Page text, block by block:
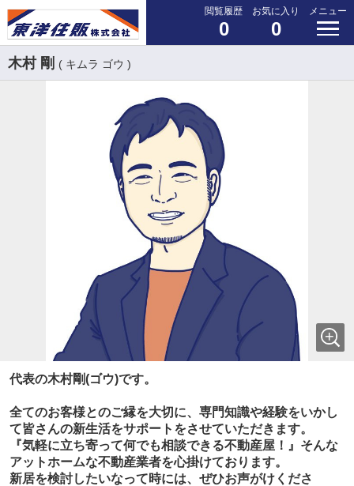
閲覧履歴
0
お気に入り
0
メニュー
木村 剛 ( キムラ ゴウ )
代表の木村剛(ゴウ)です。
全てのお客様とのご縁を大切に、専門知識や経験をいかし
て皆さんの新生活をサポートをさせていただきます。
『気軽に立ち寄って何でも相談できる不動産屋！』そんな
アットホームな不動産業者を心掛けております。
新居を検討したいなって時には、ぜひお声がけくださ